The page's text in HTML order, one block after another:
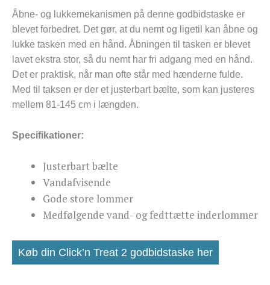
Åbne- og lukkemekanismen på denne godbidstaske er
blevet forbedret. Det gør, at du nemt og ligetil kan åbne og
lukke tasken med en hånd. Åbningen til tasken er blevet
lavet ekstra stor, så du nemt har fri adgang med en hånd.
Det er praktisk, når man ofte står med hænderne fulde.
Med til taksen er der et justerbart bælte, som kan justeres
mellem 81-145 cm i længden.
Specifikationer:
Justerbart bælte
Vandafvisende
Gode store lommer
Medfølgende vand- og fedttætte inderlommer
Køb din Click’n Treat 2 godbidstaske her